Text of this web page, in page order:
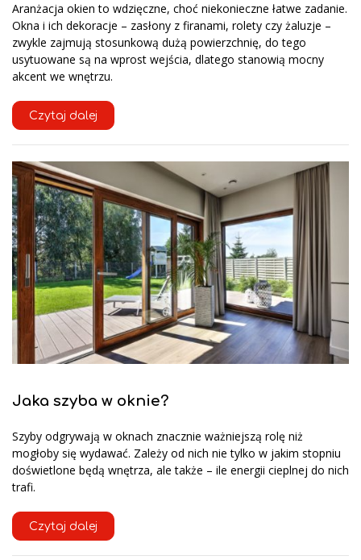
Aranżacja okien to wdzięczne, choć niekonieczne łatwe zadanie.
Okna i ich dekoracje – zasłony z firanami, rolety czy żaluzje –
zwykle zajmują stosunkową dużą powierzchnię, do tego
usytuowane są na wprost wejścia, dlatego stanowią mocny
akcent we wnętrzu.
Czytaj dalej
Jaka szyba w oknie?
Szyby odgrywają w oknach znacznie ważniejszą rolę niż
mogłoby się wydawać. Zależy od nich nie tylko w jakim stopniu
doświetlone będą wnętrza, ale także – ile energii cieplnej do nich
trafi.
Czytaj dalej